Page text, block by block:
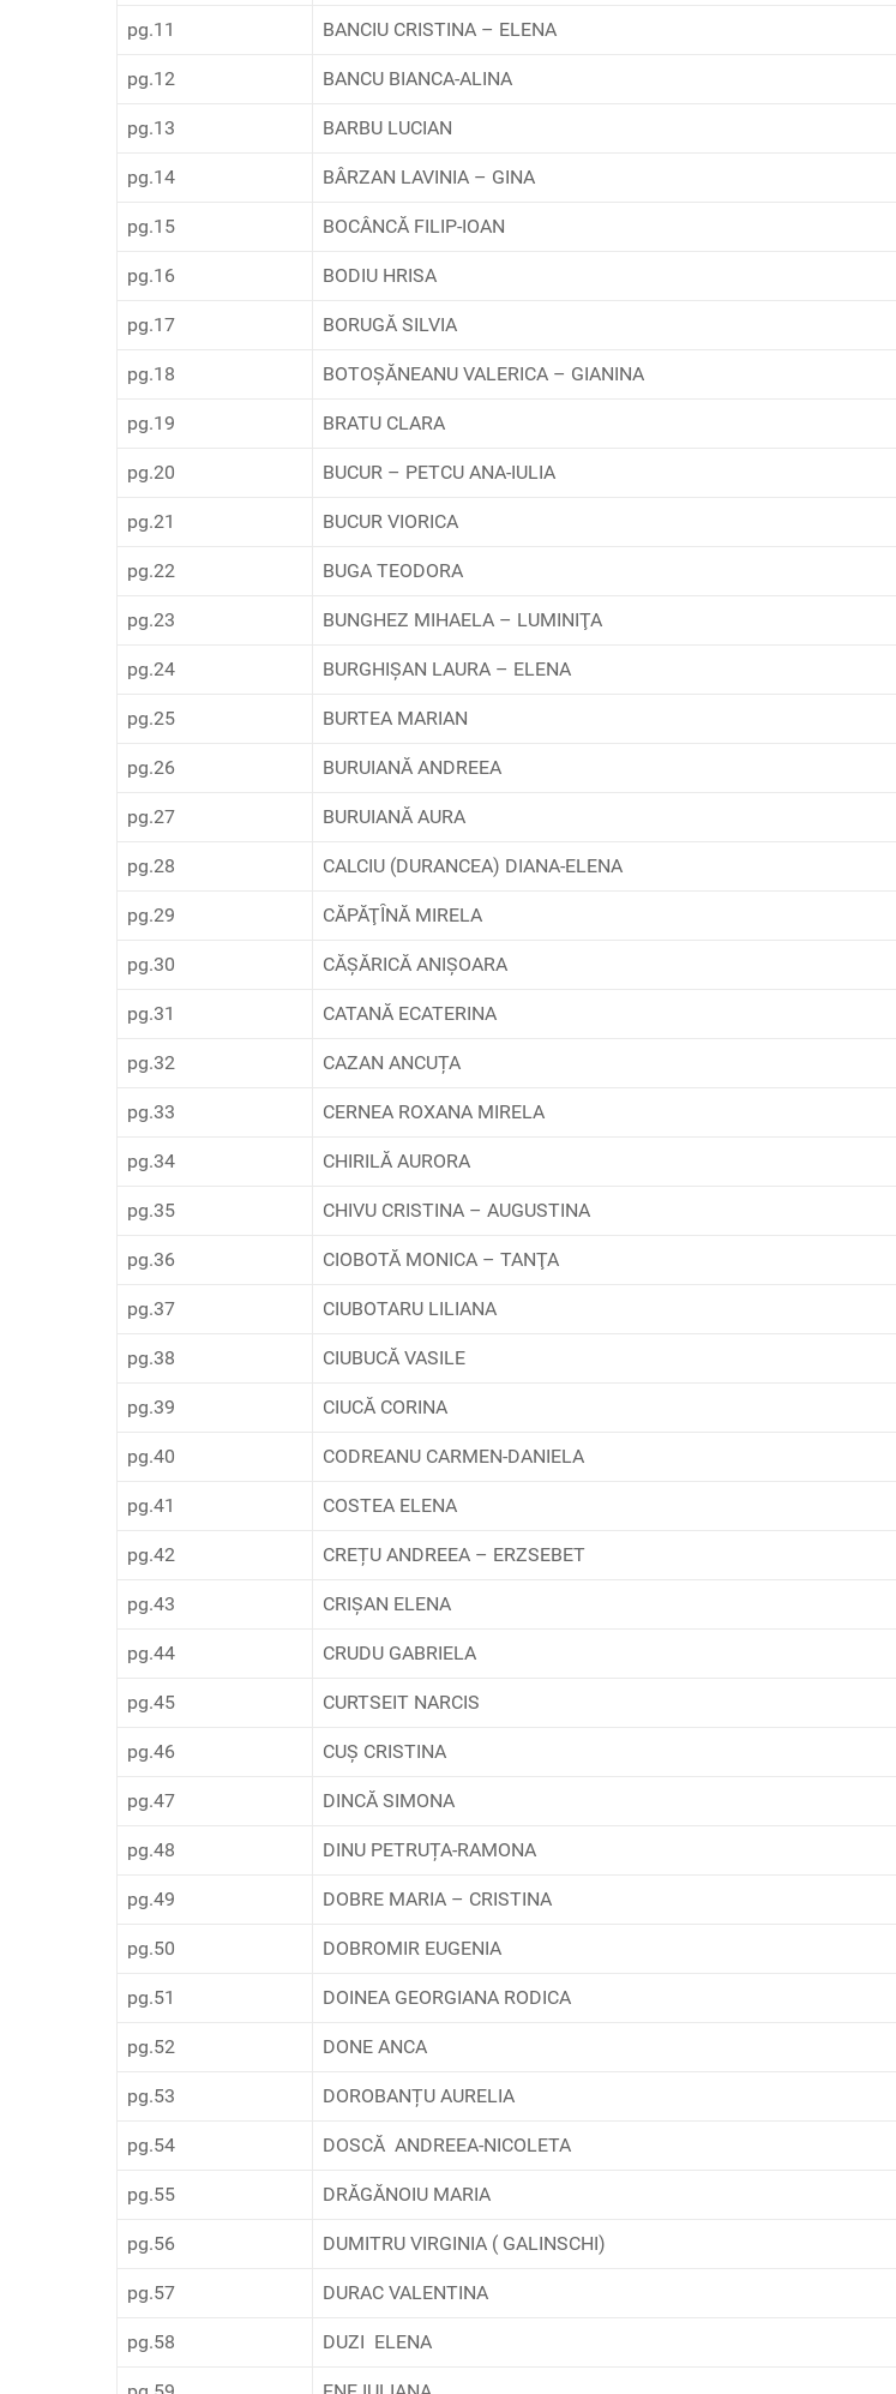
pg.11 BANCIU CRISTINA – ELENA
pg.12 BANCU BIANCA-ALINA
pg.13 BARBU LUCIAN
pg.14 BÂRZAN LAVINIA – GINA
pg.15 BOCÂNCĂ FILIP-IOAN
pg.16 BODIU HRISA
pg.17 BORUGĂ SILVIA
pg.18 BOTOŞĂNEANU VALERICA – GIANINA
pg.19 BRATU CLARA
pg.20 BUCUR – PETCU ANA-IULIA
pg.21 BUCUR VIORICA
pg.22 BUGA TEODORA
pg.23 BUNGHEZ MIHAELA – LUMINIŢA
pg.24 BURGHIŞAN LAURA – ELENA
pg.25 BURTEA MARIAN
pg.26 BURUIANĂ ANDREEA
pg.27 BURUIANĂ AURA
pg.28 CALCIU (DURANCEA) DIANA-ELENA
pg.29 CĂPĂŢȊNĂ MIRELA
pg.30 CĂȘĂRICĂ ANIȘOARA
pg.31 CATANĂ ECATERINA
pg.32 CAZAN ANCUȚA
pg.33 CERNEA ROXANA MIRELA
pg.34 CHIRILĂ AURORA
pg.35 CHIVU CRISTINA – AUGUSTINA
pg.36 CIOBOTĂ MONICA – TANŢA
pg.37 CIUBOTARU LILIANA
pg.38 CIUBUCĂ VASILE
pg.39 CIUCĂ CORINA
pg.40 CODREANU CARMEN-DANIELA
pg.41 COSTEA ELENA
pg.42 CREȚU ANDREEA – ERZSEBET
pg.43 CRIȘAN ELENA
pg.44 CRUDU GABRIELA
pg.45 CURTSEIT NARCIS
pg.46 CUȘ CRISTINA
pg.47 DINCĂ SIMONA
pg.48 DINU PETRUȚA-RAMONA
pg.49 DOBRE MARIA – CRISTINA
pg.50 DOBROMIR EUGENIA
pg.51 DOINEA GEORGIANA RODICA
pg.52 DONE ANCA
pg.53 DOROBANȚU AURELIA
pg.54 DOSCĂ ANDREEA-NICOLETA
pg.55 DRĂGĂNOIU MARIA
pg.56 DUMITRU VIRGINIA ( GALINSCHI)
pg.57 DURAC VALENTINA
pg.58 DUZI ELENA